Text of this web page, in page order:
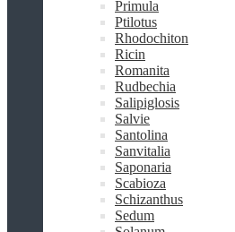
Primula
Ptilotus
Rhodochiton
Ricin
Romanita
Rudbechia
Salipiglosis
Salvie
Santolina
Sanvitalia
Saponaria
Scabioza
Schizanthus
Sedum